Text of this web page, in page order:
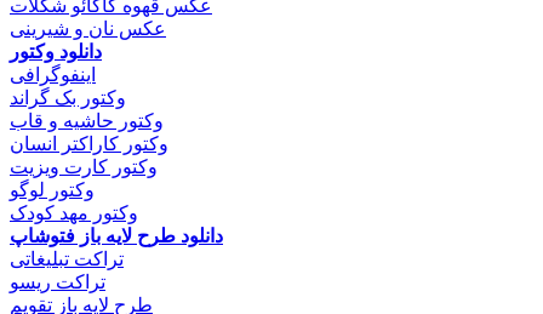
عکس قهوه کاکائو شکلات
عکس نان و شیرینی
دانلود وکتور
اینفوگرافی
وکتور بک گراند
وکتور حاشیه و قاب
وکتور کاراکتر انسان
وکتور کارت ویزیت
وکتور لوگو
وکتور مهد کودک
دانلود طرح لایه باز فتوشاپ
تراکت تبلیغاتی
تراکت ریسو
طرح لایه باز تقویم